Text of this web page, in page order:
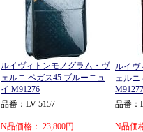
ルイヴィトンモノグラム・ヴ
ェルニ ペガス45 ブルーニュ
イ M91276
ルイヴ
ェルニ
M91277
品番：LV-5157
N品価格： 23,800円
品番：
N品価